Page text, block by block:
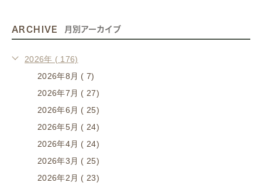
ARCHIVE 月別アーカイブ
2026年 ( 176)
2026年8月 ( 7)
2026年7月 ( 27)
2026年6月 ( 25)
2026年5月 ( 24)
2026年4月 ( 24)
2026年3月 ( 25)
2026年2月 ( 23)